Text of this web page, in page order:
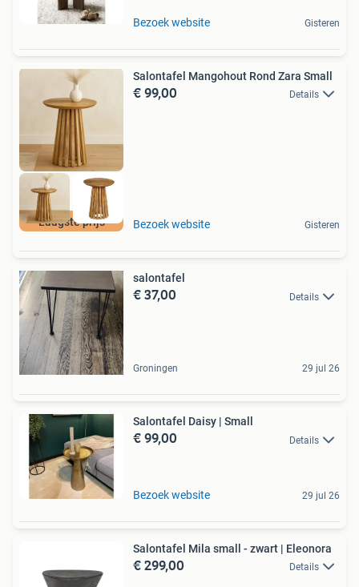
Bezoek website Gisteren
Laagste prijs
Salontafel Mangohout Rond Zara Small
€ 99,00 Details
Bezoek website Gisteren
salontafel
€ 37,00 Details
Groningen 29 jul 26
Salontafel Daisy | Small
€ 99,00 Details
Bezoek website 29 jul 26
Salontafel Mila small - zwart | Eleonora
€ 299,00 Details